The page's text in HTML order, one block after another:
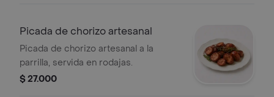
Picada de chorizo artesanal
Picada de chorizo artesanal a la
parrilla, servida en rodajas.
$ 27.000